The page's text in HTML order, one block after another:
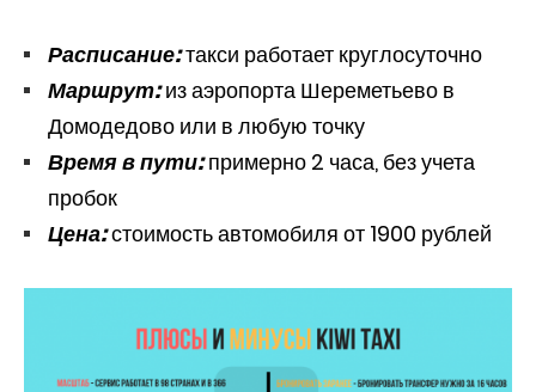
Расписание:такси работает круглосуточно
Маршрут:из аэропорта Шереметьево в
Домодедово или в любую точку
Время в пути:примерно 2 часа, без учета
пробок
Цена:стоимость автомобиля от 1900 рублей